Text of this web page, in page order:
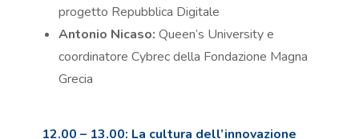
progetto Repubblica Digitale
Antonio Nicaso: Queen’s University e
coordinatore Cybrec della Fondazione Magna
Grecia
12.00 – 13.00: La cultura dell’innovazione